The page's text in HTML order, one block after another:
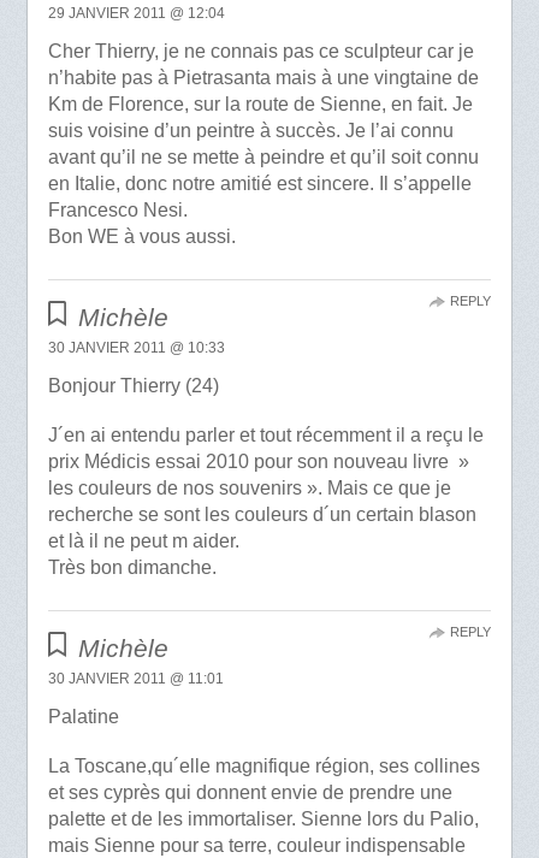
29 JANVIER 2011 @ 12:04
Cher Thierry, je ne connais pas ce sculpteur car je
n’habite pas à Pietrasanta mais à une vingtaine de
Km de Florence, sur la route de Sienne, en fait. Je
suis voisine d’un peintre à succès. Je l’ai connu
avant qu’il ne se mette à peindre et qu’il soit connu
en Italie, donc notre amitié est sincere. Il s’appelle
Francesco Nesi.
Bon WE à vous aussi.
Michèle
30 JANVIER 2011 @ 10:33
Bonjour Thierry (24)
J´en ai entendu parler et tout récemment il a reçu le
prix Médicis essai 2010 pour son nouveau livre »
les couleurs de nos souvenirs ». Mais ce que je
recherche se sont les couleurs d´un certain blason
et là il ne peut m aider.
Très bon dimanche.
REPLY
Michèle
30 JANVIER 2011 @ 11:01
Palatine
La Toscane,qu´elle magnifique région, ses collines
et ses cyprès qui donnent envie de prendre une
palette et de les immortaliser. Sienne lors du Palio,
mais Sienne pour sa terre, couleur indispensable
REPLY